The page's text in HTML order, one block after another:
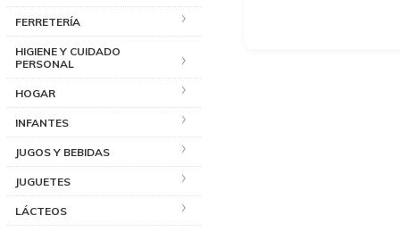
FERRETERÍA
HIGIENE Y CUIDADO
PERSONAL
HOGAR
INFANTES
JUGOS Y BEBIDAS
JUGUETES
LÁCTEOS